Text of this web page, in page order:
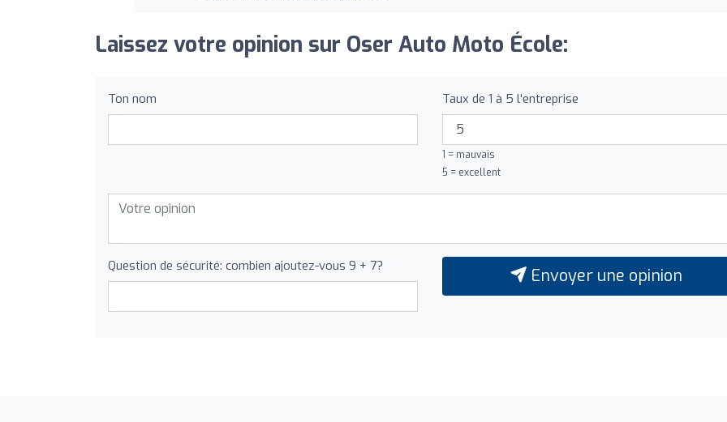
Laissez votre opinion sur Oser Auto Moto École:
Ton nom Taux de 1 à 5 l'entreprise
1 = mauvais
5 = excellent
Question de sécurité: combien ajoutez-vous 9 + 7? Envoyer une opinion